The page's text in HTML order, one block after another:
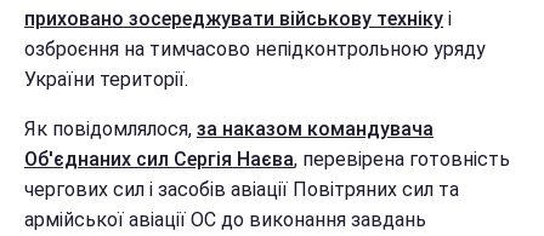
приховано зосереджувати військову техніку і
озброєння на тимчасово непідконтрольною уряду
України території.
Як повідомлялося, за наказом командувача
Об'єднаних сил Сергія Наєва, перевірена готовність
чергових сил і засобів авіації Повітряних сил та
армійської авіації ОС до виконання завдань